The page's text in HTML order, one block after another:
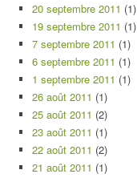
20 septembre 2011 (1)
19 septembre 2011 (1)
7 septembre 2011 (1)
6 septembre 2011 (1)
1 septembre 2011 (1)
26 août 2011 (1)
25 août 2011 (2)
23 août 2011 (1)
22 août 2011 (2)
21 août 2011 (1)